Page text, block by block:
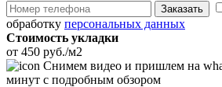
Заказать
обработку персональных данных
Стоимость укладки
от 450 руб./м2
Снимем видео и пришлем на
минут с подробным обзором